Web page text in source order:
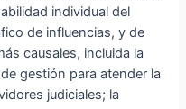
individual del
de influencias, y de
causales, incluida la
gestión para atender la
judiciales; la